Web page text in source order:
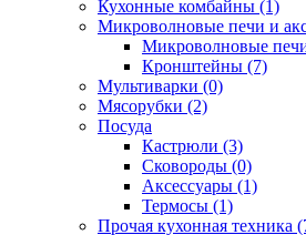
Кухонные комбайны (1)
Микроволновые печи и
Микроволновые
Кронштейны (7)
Мультиварки (0)
Мясорубки (2)
Посуда
Кастрюли (3)
Сковороды (0)
Аксессуары (1)
Термосы (1)
Прочая кухонная техника